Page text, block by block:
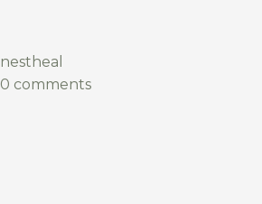
nestheal
0 comments